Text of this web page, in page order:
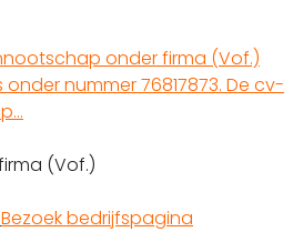
onder firma (Vof.)
nummer 76817873. De cv-
(Vof.)
Bezoek bedrijfspagina